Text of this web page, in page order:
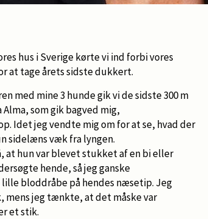
hus i Sverige kørte vi ind forbi vores
at tage årets sidste dukkert.
med mine 3 hunde gik vi de sidste 300 m
som gik bagved mig,
Idet jeg vendte mig om for at se, hvad der
sidelæns væk fra lyngen.
at hun var blevet stukket af en bi eller
hende, så jeg ganske
bloddråbe på hendes næsetip. Jeg
mens jeg tænkte, at det måske var
et stik.